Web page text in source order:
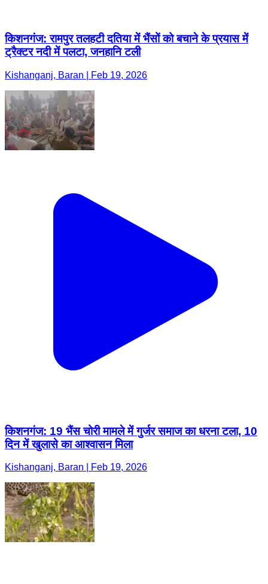
किशनगंज: रामपुर तलहटी दतिया में भैंसों को बचाने के प्रयास में
ट्रैक्टर नदी में पलटा, जनहानि टली
Kishanganj, Baran | Feb 19, 2026
किशनगंज: 19 भैंस चोरी मामले में गुर्जर समाज का धरना टला, 10
दिन में खुलासे का आश्वासन मिला
Kishanganj, Baran | Feb 19, 2026